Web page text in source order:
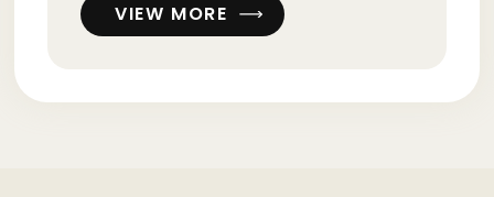
VIEW MORE